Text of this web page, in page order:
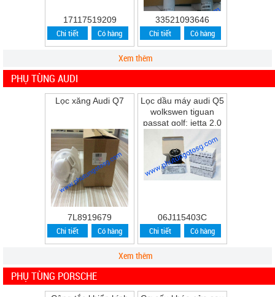
17117519209
Chi tiết Có hàng
33521093646
Chi tiết Có hàng
Xem thêm
PHỤ TÙNG AUDI
Lọc xăng Audi Q7
7L8919679
Chi tiết Có hàng
Lọc dầu máy audi Q5
wolkswen tiguan
passat golf; jetta 2.0
06J115403C
Chi tiết Có hàng
Xem thêm
PHỤ TÙNG PORSCHE